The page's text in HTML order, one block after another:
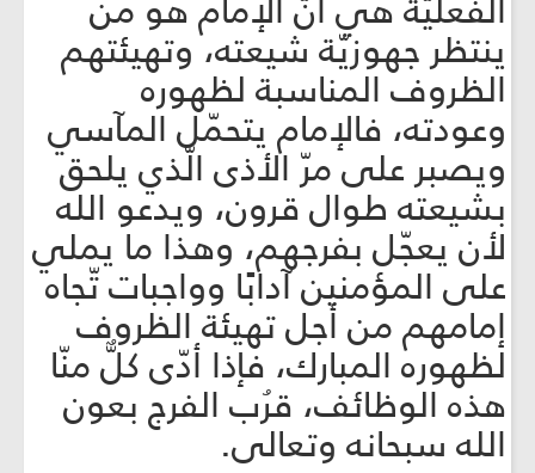
ينتظر جهوزيّة شيعته، وتهيئتهم
الظروف المناسبة لظهوره
وعودته، فالإمام يتحمّل المآسي
ويصبر على مرّ الأذى الّذي يلحق
بشيعته طوال قرون، ويدعو الله
لأن يعجّل بفرجهم، وهذا ما يملي
على المؤمنين آدابًا وواجبات تّجاه
إمامهم من أجل تهيئة الظروف
لظهوره المبارك، فإذا أدّى كلٌّ منّا
هذه الوظائف، قرُب الفرج بعون
الله سبحانه وتعالى.